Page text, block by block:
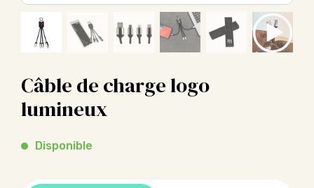
Câble de charge logo
lumineux
Disponible